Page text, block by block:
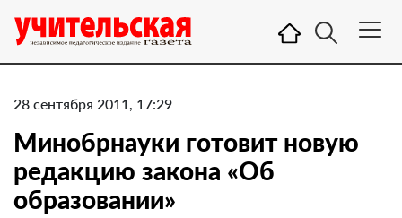
28 сентября 2011, 17:29
Минобрнауки готовит новую
редакцию закона «Об
образовании»